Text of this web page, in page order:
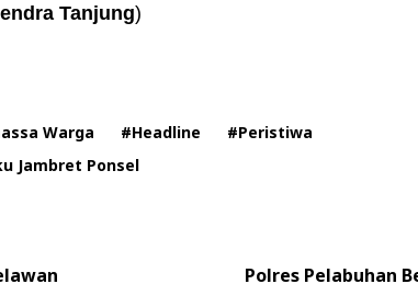
Tanjung)
Warga #Headline
#Peristiwa
Jambret Ponsel
Polres Pelabuhan